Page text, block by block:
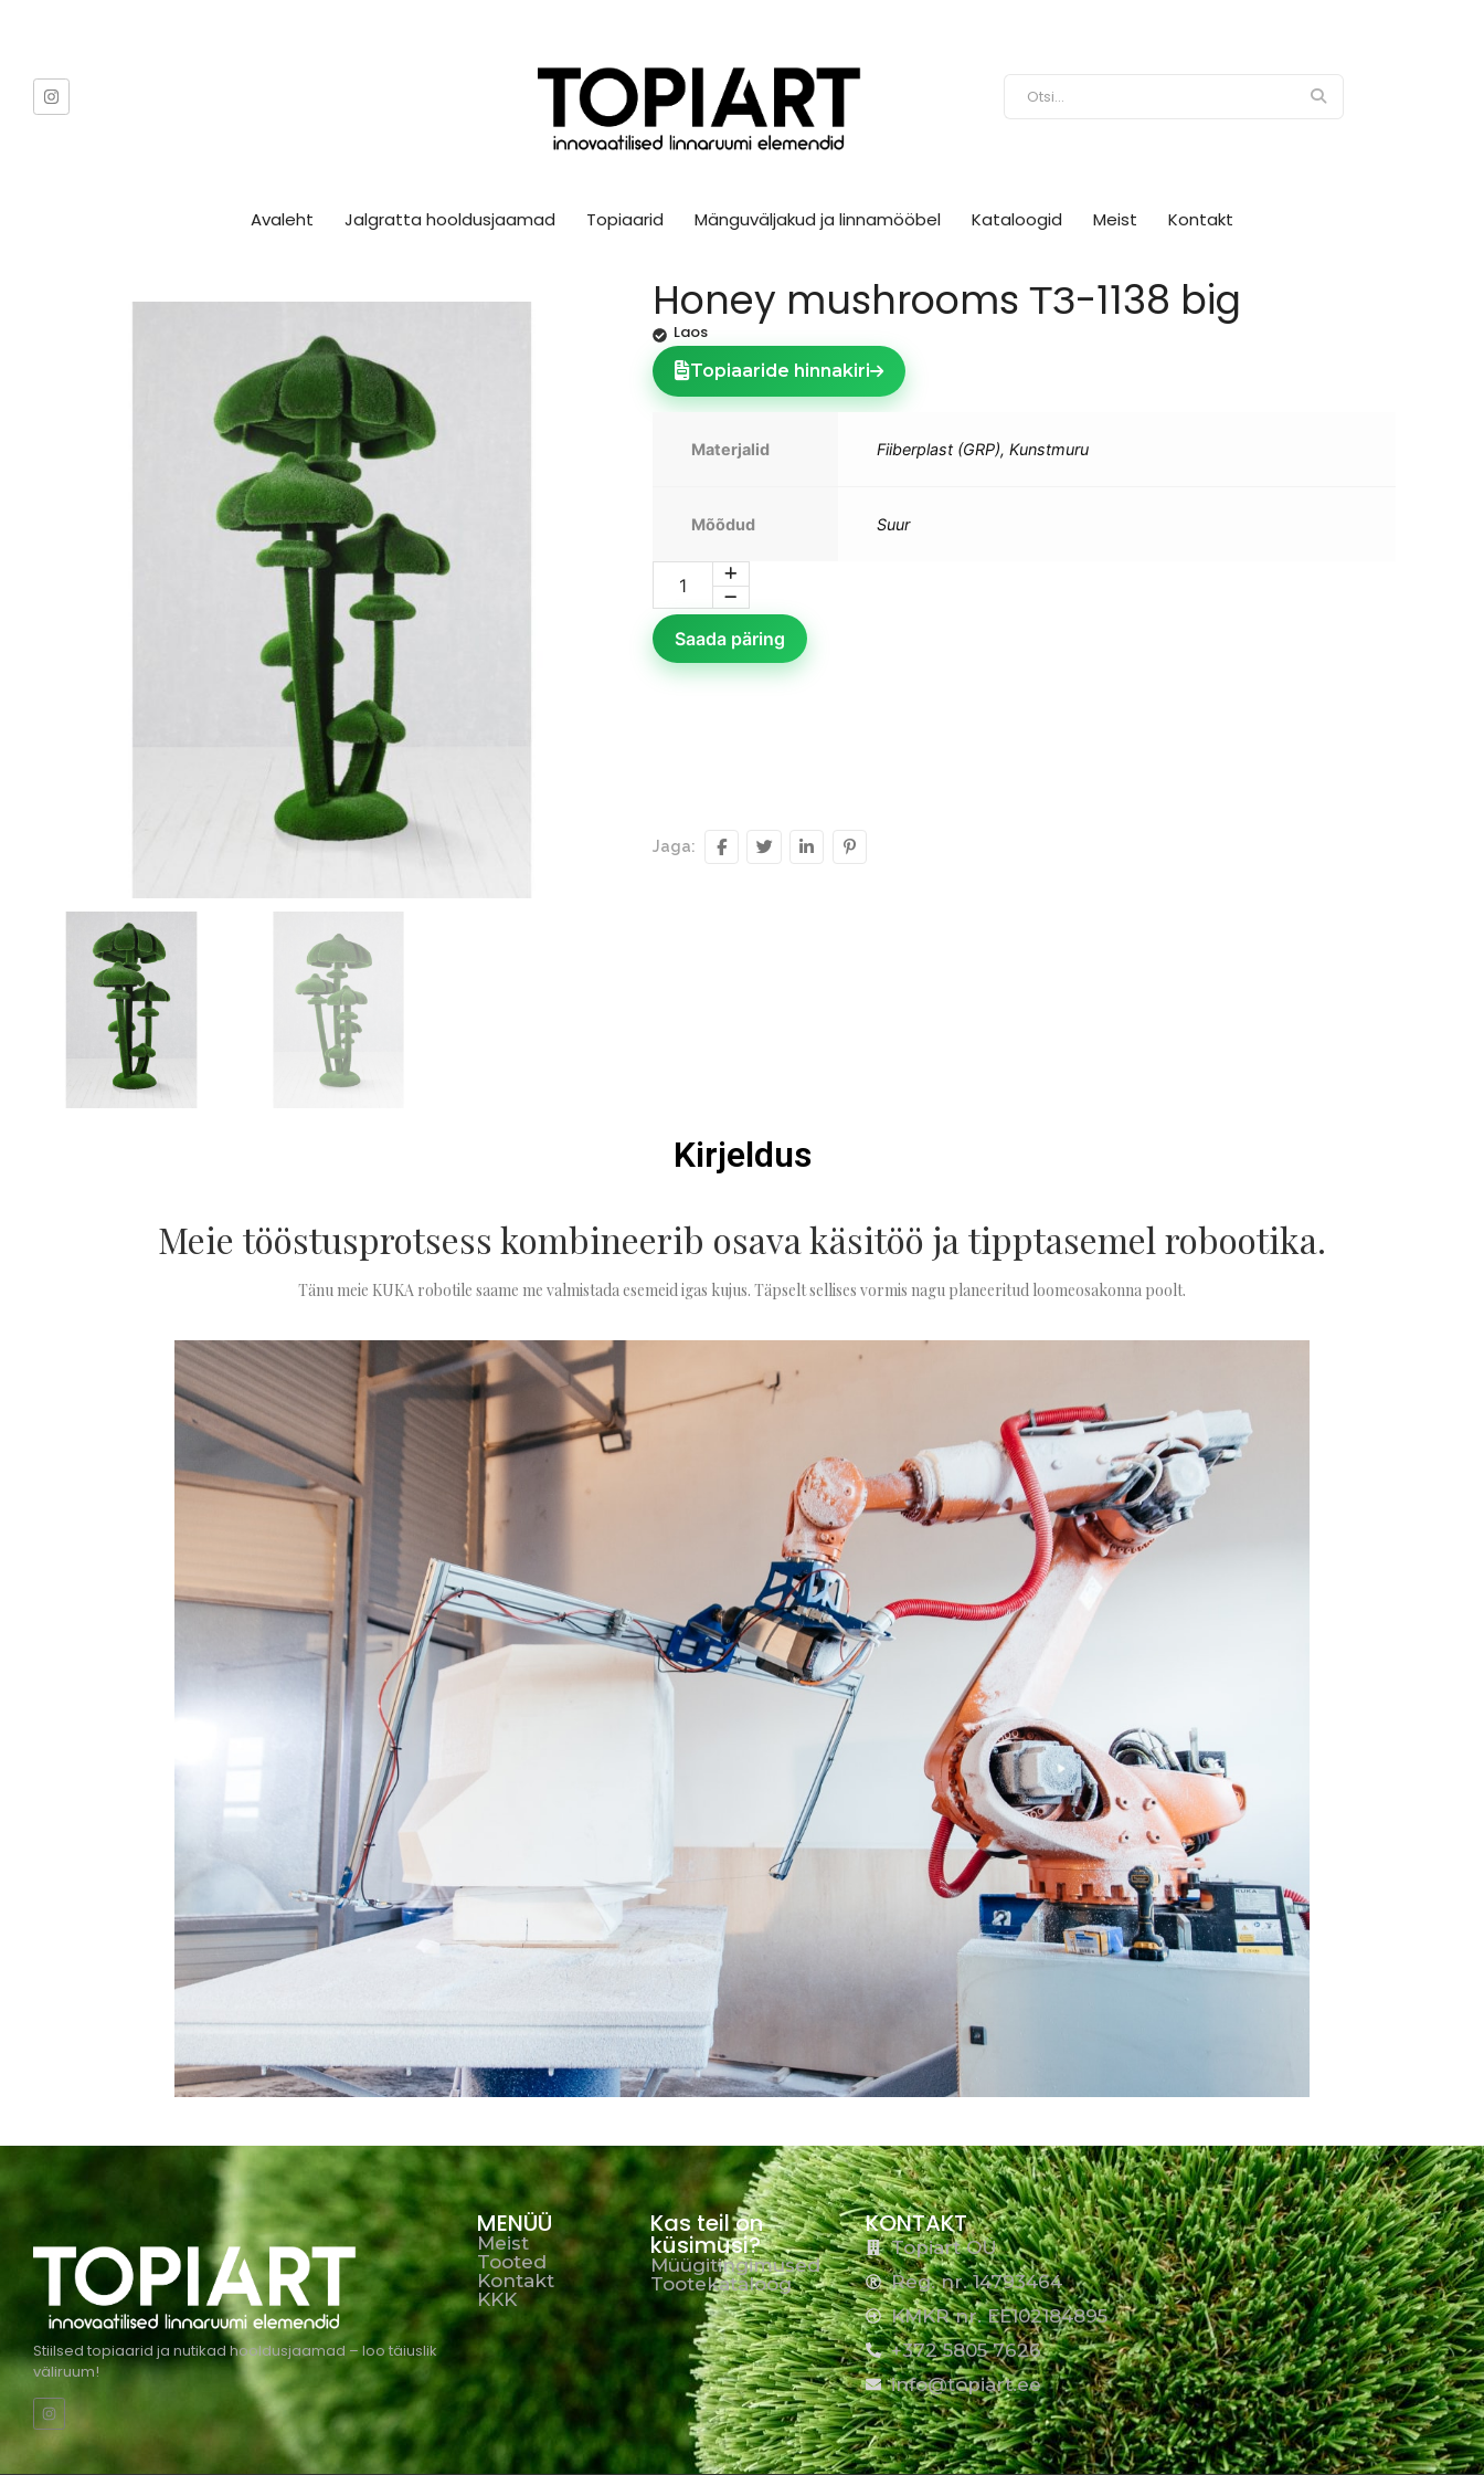
Avaleht Jalgratta hooldusjaamad Topiaarid Mänguväljakud ja linnamööbel Kataloogid Meist Kontakt
Honey mushrooms ТЗ-1138 big
Laos
Topiaaride hinnakiri
Materjalid Fiiberplast (GRP), Kunstmuru
Mõõdud Suur
Saada päring
Jaga:
Kirjeldus
Meie tööstusprotsess kombineerib osava käsitöö ja tipptasemel robootika.
Tänu meie KUKA robotile saame me valmistada esemeid igas kujus. Täpselt sellises vormis nagu planeeritud loomeosakonna poolt.
Stiilsed topiaarid ja nutikad hooldusjaamad – loo täiuslik
väliruum!
MENÜÜ
Meist
Tooted
Kontakt
KKK
Kas teil on
küsimusi?
Müügitingimused
Tootekataloog
KONTAKT
Topiart OÜ
Reg. nr. 14793464
KMKR nr. EE102184895
+372 5805 7626
info@topiart.ee